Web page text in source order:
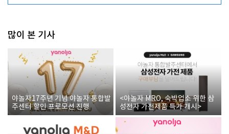
많이 본 기사
야놀자17주년 기념 야놀자 통합발
주센터 할인 프로모션 진행
<야놀자 MRO, 숙박업소 위한 삼
성전자 가전제품 특가 개시>